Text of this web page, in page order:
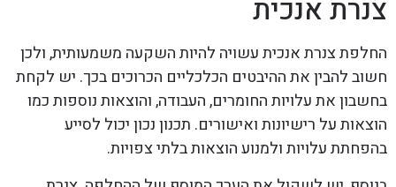
צנרת אנכית
החלפת צנרת אנכית עשויה להיות השקעה משמעותית, ולכן
חשוב להבין את ההיבטים הכלכליים הכרוכים בכך. יש לקחת
בחשבון את עלויות החומרים, העבודה, והוצאות נוספות כמו
הוצאות על רישיונות ואישורים. תכנון נכון יכול לסייע
בהפחתת עלויות ולמנוע הוצאות בלתי צפויות.